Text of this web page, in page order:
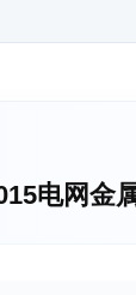
电网金